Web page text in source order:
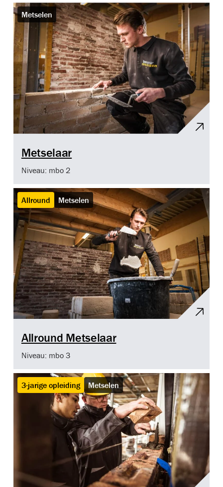
Metselen
Metselaar
Niveau: mbo 2
Allround Metselen
Allround Metselaar
Niveau: mbo 3
3-jarige opleiding Metselen